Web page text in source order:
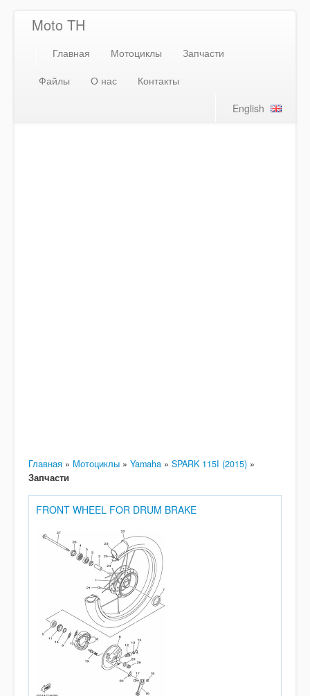
Moto TH
Главная Мотоциклы
Запчасти
Файлы
О нас
Контакты
English
Главная » Мотоциклы » Yamaha » SPARK 115I (2015) »
Запчасти
FRONT WHEEL FOR DRUM BRAKE